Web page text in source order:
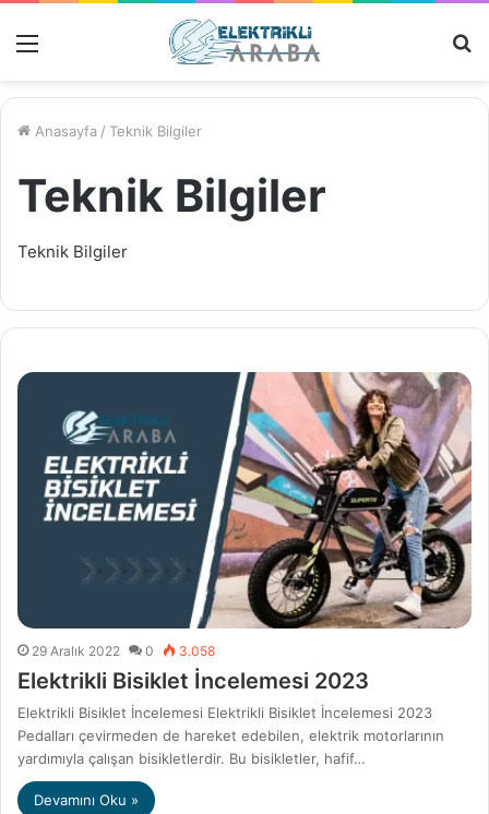
Menü
Anasayfa / Teknik Bilgiler
Teknik Bilgiler
Teknik Bilgiler
29 Aralık 2022 0 3.058
Elektrikli Bisiklet İncelemesi 2023
Elektrikli Bisiklet İncelemesi Elektrikli Bisiklet İncelemesi 2023
Pedalları çevirmeden de hareket edebilen, elektrik motorlarının
yardımıyla çalışan bisikletlerdir. Bu bisikletler, hafif…
Devamını Oku »